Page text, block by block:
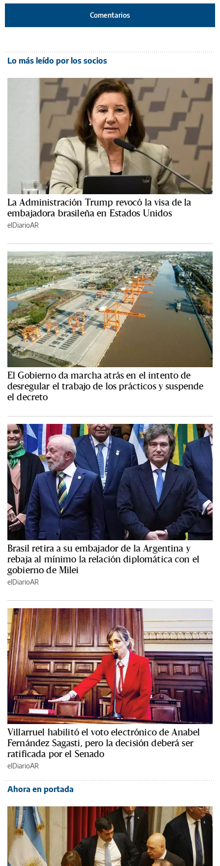
Comentarios
Lo más leído por los socios
La Administración Trump revocó la visa de la
embajadora brasileña en Estados Unidos
elDiarioAR
El Gobierno da marcha atrás en el intento de
desregular el trabajo de los prácticos y suspende
el decreto
Brasil retira a su embajador de la Argentina y
rebaja al mínimo la relación diplomática con el
gobierno de Milei
elDiarioAR
Villarruel habilitó el voto electrónico de Anabel
Fernández Sagasti, pero la decisión deberá ser
ratificada por el Senado
elDiarioAR
Ahora en portada